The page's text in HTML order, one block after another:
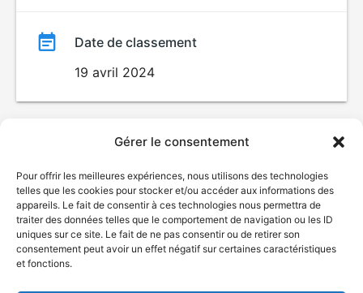
Gérer le consentement
Pour offrir les meilleures expériences, nous utilisons des technologies
telles que les cookies pour stocker et/ou accéder aux informations des
appareils. Le fait de consentir à ces technologies nous permettra de
traiter des données telles que le comportement de navigation ou les ID
uniques sur ce site. Le fait de ne pas consentir ou de retirer son
consentement peut avoir un effet négatif sur certaines caractéristiques
et fonctions.
Date de classement
19 avril 2024